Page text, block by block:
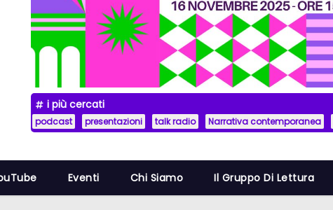
i più cercati
podcast presentazioni talk radio Narrativa contemporanea
Eventi Chi Siamo Il Gruppo Di Lettura